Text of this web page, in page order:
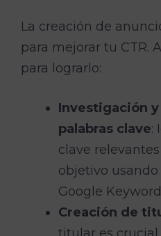
La creación de
para mejorar tu CTR.
para lograrlo:
Investigación
palabras clave:
clave
objetivo
Google
Creación de